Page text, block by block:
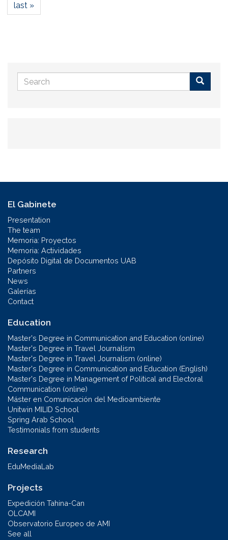
last »
Search
form
El Gabinete
Presentation
The team
Memoria: Proyectos
Memoria: Actividades
Depósito Digital de Documentos UAB
Partners
News
Galerías
Contact
Education
Master's Degree in Communication and Education (online)
Master's Degree in Travel Journalism
Master's Degree in Travel Journalism (online)
Master's Degree in Communication and Education (English)
Master's Degree in Management of Political and Electoral
Communication (online)
Máster en Comunicación del Medioambiente
Unitwin MILID School
Spring Arab School
Testimonials from students
Research
EduMediaLab
Projects
Expedición Tahina-Can
OLCAMI
Observatorio Europeo de AMI
See all